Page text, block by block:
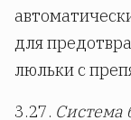
для
люльки с
3.27. Система